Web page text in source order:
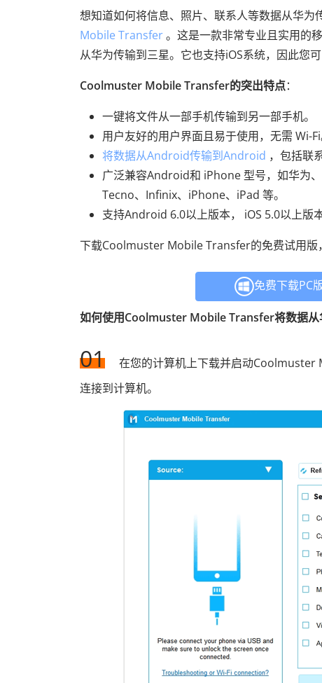
想知道如何将信息、照片、联系人等数据从华
Mobile Transfer。这是一款非常专业且实用的
从华为传输到三星。它也支持iOS系统，因此您
Coolmuster Mobile Transfer的突出特点：
一键将文件从一部手机传输到另一部手机。
用户友好的用户界面且易于使用，无需 Wi-Fi
将数据从Android传输到Android ，包括联
广泛兼容Android和 iPhone 型号，如华为
Tecno、Infinix、iPhone、iPad 等。
支持Android 6.0以上版本， iOS 5.0以上版
下载Coolmuster Mobile Transfer的免费试用版
免费下载PC
如何使用Coolmuster Mobile Transfer将数据从
01
在您的计算机上下载并启动Coolmuster
连接到计算机。